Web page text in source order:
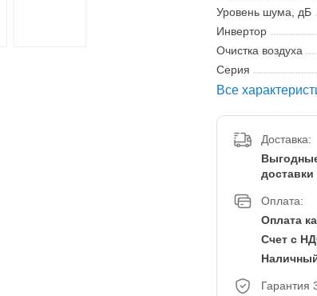
Уровень шума, дБ
Инвертор
Очистка воздуха
Серия
Все
Доставка:
Оплата:
Оплата
Счет с
Гарантия